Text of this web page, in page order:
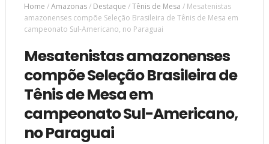
Home /Amazonas/ Destaque /Tênis de Mesa / Mesatenistas
amazonenses compõe Seleção Brasileira de Tênis de Mesa em
campeonato Sul-Americano, no Paraguai
Mesatenistas amazonenses
compõe Seleção Brasileira de
Tênis de Mesa em
campeonato Sul-Americano,
no Paraguai